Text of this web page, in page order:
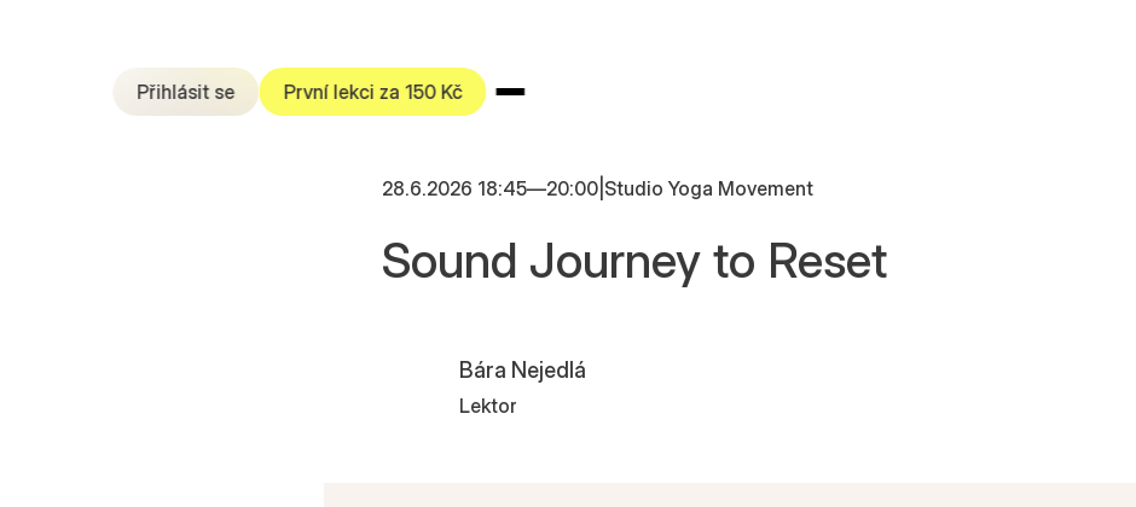
Přihlásit se První lekci za 150 Kč
28.6.2026 18:45—20:00 Studio Yoga Movement
Sound Journey to Reset
Bára Nejedlá
Lektor